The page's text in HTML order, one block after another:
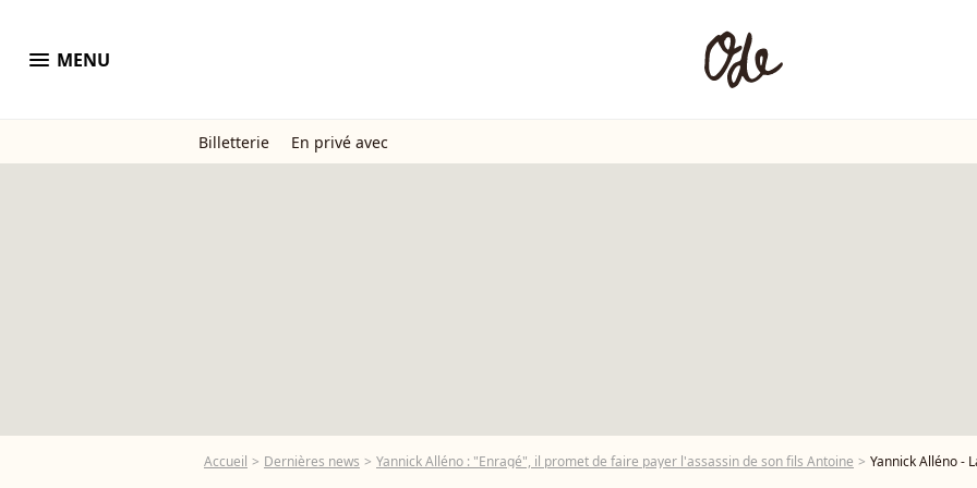
menu MENU
Billetterie En privé avec
Accueil Dernières news Yannick Alléno : "Enragé", il promet de faire payer l'assassin de son fils Antoine Yannick Alléno - Lancement de La Brigade Des